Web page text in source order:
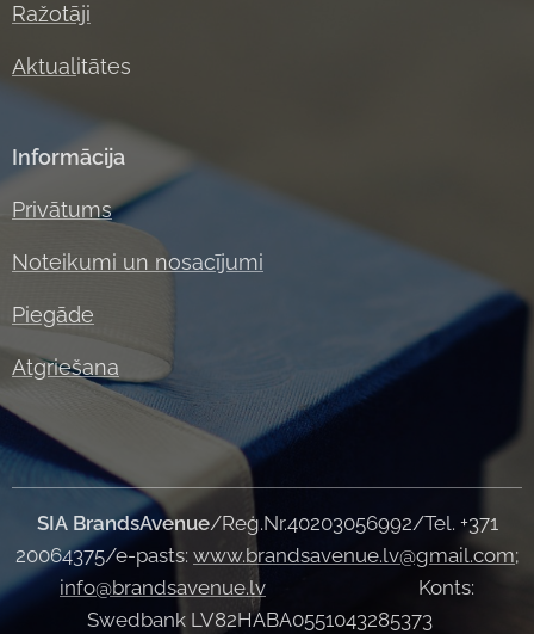
Ražotāji
Aktualitātes
Informācija
Privātums
Noteikumi un nosacījumi
Piegāde
Atgriešana
SIA BrandsAvenue/Reģ.Nr.40203056992/Tel. +371
20064375/e-pasts: www.brandsavenue.lv@gmail.com;
info@brandsavenue.lv Konts:
Swedbank LV82HABA0551043285373